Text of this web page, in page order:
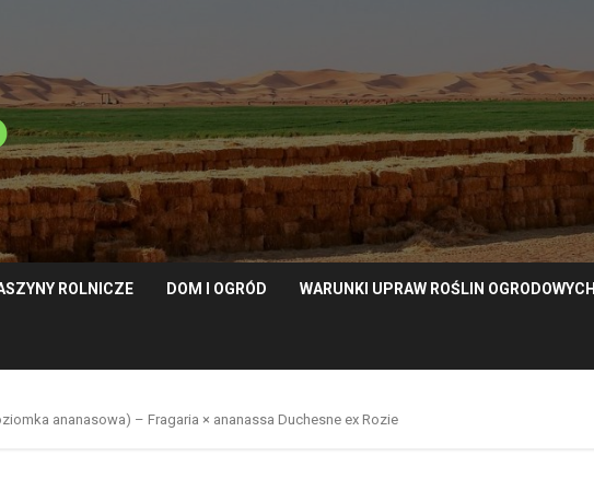
ROLNICZE DOM I OGRÓD WARUNKI UPRAW ROŚLIN OGRODOWYCH
ananasowa) – Fragaria × ananassa Duchesne ex Rozie